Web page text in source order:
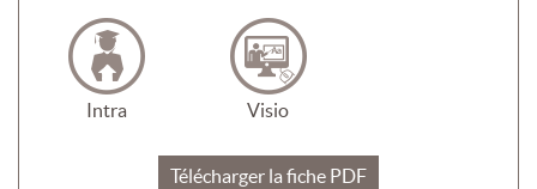
Intra Visio
Télécharger la fiche PDF